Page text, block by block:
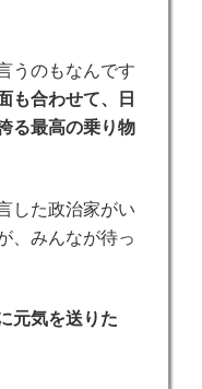
うのもなんです
も合わせて、日
る最高の乗り物
した政治家がい
、みんなが待っ
元気を送りた